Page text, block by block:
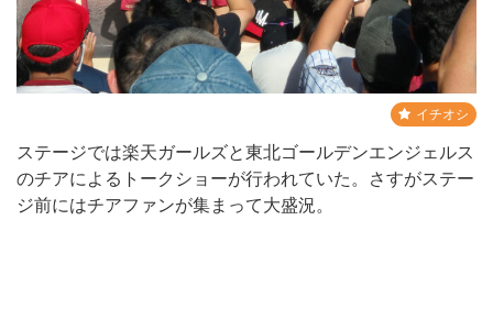
イチオシ
ステージでは楽天ガールズと東北ゴールデンエンジェルス
のチアによるトークショーが行われていた。さすがステー
ジ前にはチアファンが集まって大盛況。